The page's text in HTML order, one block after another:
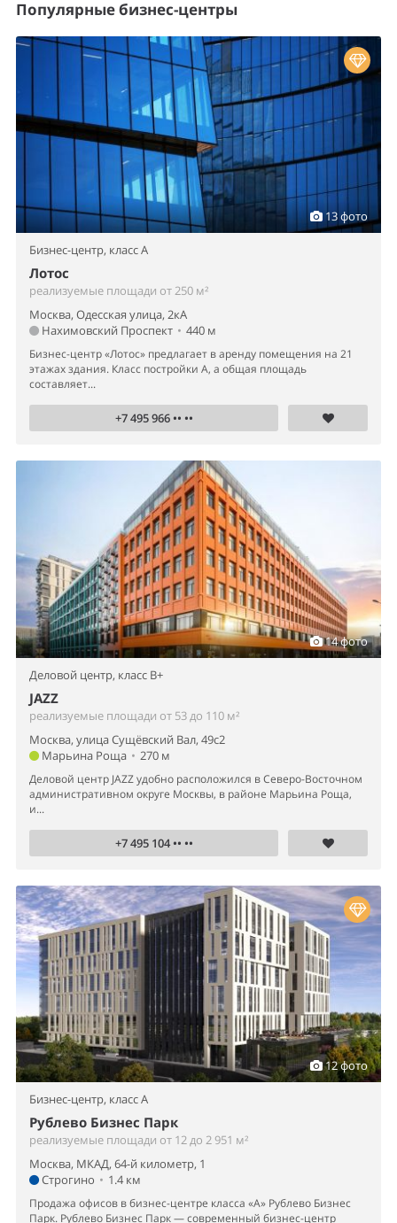
Популярные бизнес-центры
13 фото
Бизнес-центр, класс A
Лотос
реализуемые площади от 250 м²
Москва, Одесская улица, 2кА
Нахимовский Проспект • 440 м
Бизнес-центр «Лотос» предлагает в аренду помещения на 21
этажах здания. Класс постройки А, а общая площадь
составляет...
+7 495 966 •• ••
14 фото
Деловой центр, класс B+
JAZZ
реализуемые площади от 53 до 110 м²
Москва, улица Сущёвский Вал, 49с2
Марьина Роща • 270 м
Деловой центр JAZZ удобно расположился в Северо-Восточном
административном округе Москвы, в районе Марьина Роща,
и...
+7 495 104 •• ••
12 фото
Бизнес-центр, класс A
Рублево Бизнес Парк
реализуемые площади от 12 до 2 951 м²
Москва, МКАД, 64-й километр, 1
Строгино • 1.4 км
Продажа офисов в бизнес-центре класса «А» Рублево Бизнес
Парк. Рублево Бизнес Парк — современный бизнес-центр